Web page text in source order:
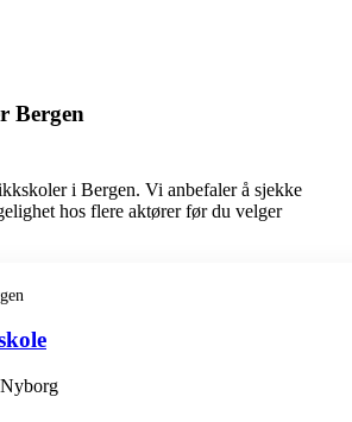
Bergen
i Bergen. Vi anbefaler å sjekke
hos flere aktører før du velger